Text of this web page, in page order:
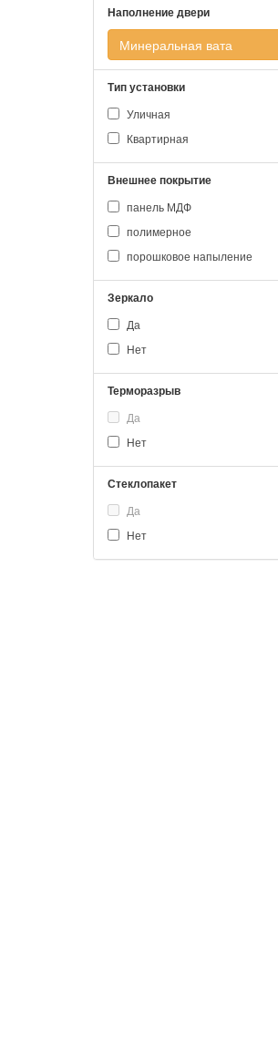
Наполнение двери
Минеральная вата
Тип установки
Уличная
Квартирная
Внешнее покрытие
панель МДФ
полимерное
порошковое напыление
Зеркало
Да
Нет
Терморазрыв
Да
Нет
Стеклопакет
Да
Нет